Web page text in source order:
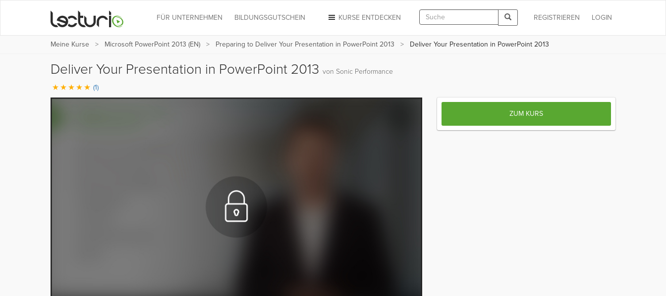
LOGIN
REGISTRIEREN
KURSE ENTDECKEN
FÜR UNTERNEHMEN BILDUNGSGUTSCHEIN
Meine Kurse Microsoft PowerPoint 2013 (EN) Preparing to Deliver Your Presentation in PowerPoint 2013 Deliver Your Presentation in PowerPoint 2013
Deliver Your Presentation in PowerPoint 2013 von Sonic Performance
(1)
ZUM KURS